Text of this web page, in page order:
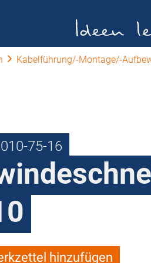
Kabelführung/-Montage/-
75-16
hinzufügen